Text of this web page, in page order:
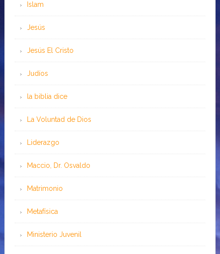
Islam
Jesús
Jesús El Cristo
Judíos
la biblia dice
La Voluntad de Dios
Liderazgo
Maccio, Dr. Osvaldo
Matrimonio
Metafísica
Ministerio Juvenil